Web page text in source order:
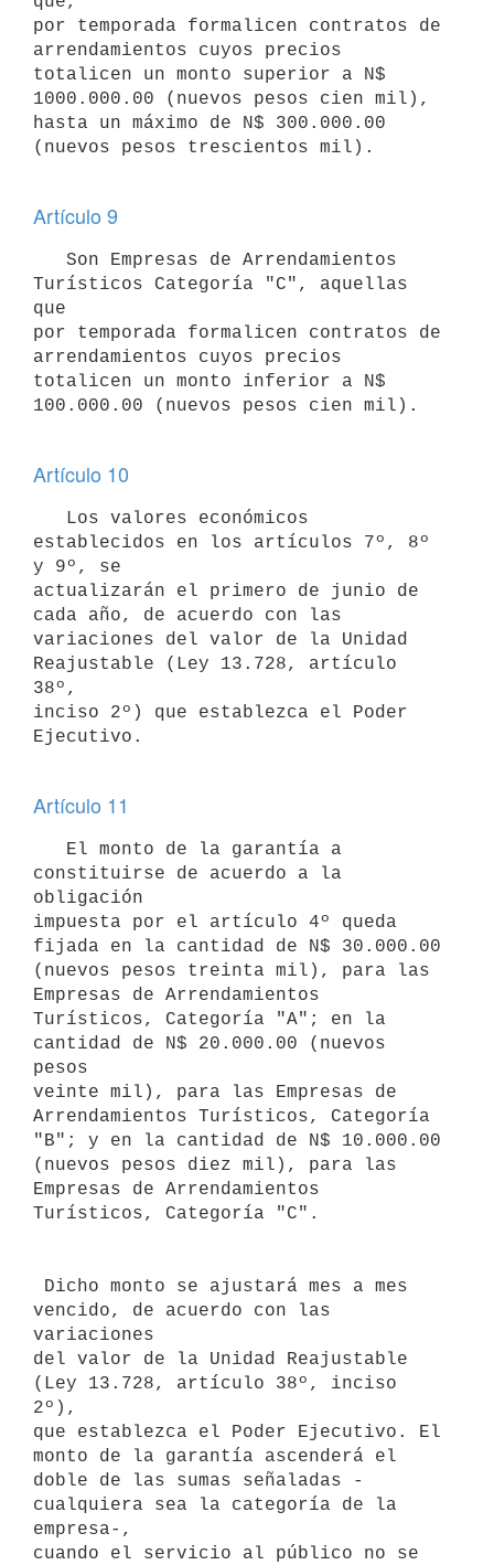
por temporada formalicen contratos de
arrendamientos cuyos precios
totalicen un monto superior a N$
1000.000.00 (nuevos pesos cien mil),
hasta un máximo de N$ 300.000.00
(nuevos pesos trescientos mil).
Artículo 9
Turísticos Categoría "C", aquellas
que
por temporada formalicen contratos de
arrendamientos cuyos precios
totalicen un monto inferior a N$
100.000.00 (nuevos pesos cien mil).
Artículo 10
establecidos en los artículos 7º, 8º
y 9º, se
actualizarán el primero de junio de
cada año, de acuerdo con las
variaciones del valor de la Unidad
Reajustable (Ley 13.728, artículo
38º,
inciso 2º) que establezca el Poder
Ejecutivo.
Artículo 11
constituirse de acuerdo a la
obligación
impuesta por el artículo 4º queda
fijada en la cantidad de N$ 30.000.00
(nuevos pesos treinta mil), para las
Empresas de Arrendamientos
Turísticos, Categoría "A"; en la
cantidad de N$ 20.000.00 (nuevos
pesos
veinte mil), para las Empresas de
Arrendamientos Turísticos, Categoría
"B"; y en la cantidad de N$ 10.000.00
(nuevos pesos diez mil), para las
Empresas de Arrendamientos
Turísticos, Categoría "C".
vencido, de acuerdo con las
variaciones
del valor de la Unidad Reajustable
(Ley 13.728, artículo 38º, inciso
2º),
que establezca el Poder Ejecutivo. El
monto de la garantía ascenderá el
doble de las sumas señaladas -
cualquiera sea la categoría de la
empresa-,
cuando el servicio al público no se